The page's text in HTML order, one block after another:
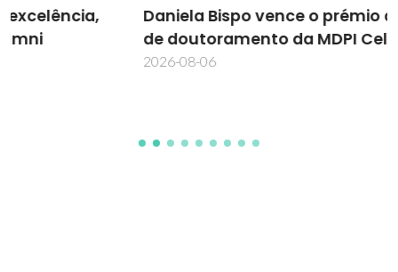
Daniela Bispo vence o prémio de melhor tese
de doutoramento da MDPI Cells